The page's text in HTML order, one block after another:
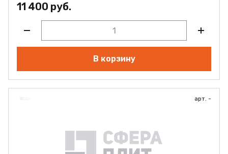
11 400 руб.
В корзину
арт. -